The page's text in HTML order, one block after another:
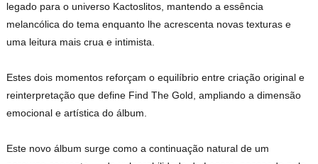
legado para o universo Kactoslitos, mantendo a essência
melancólica do tema enquanto lhe acrescenta novas texturas e
uma leitura mais crua e intimista.
Estes dois momentos reforçam o equilíbrio entre criação original e
reinterpretação que define Find The Gold, ampliando a dimensão
emocional e artística do álbum.
Este novo álbum surge como a continuação natural de um